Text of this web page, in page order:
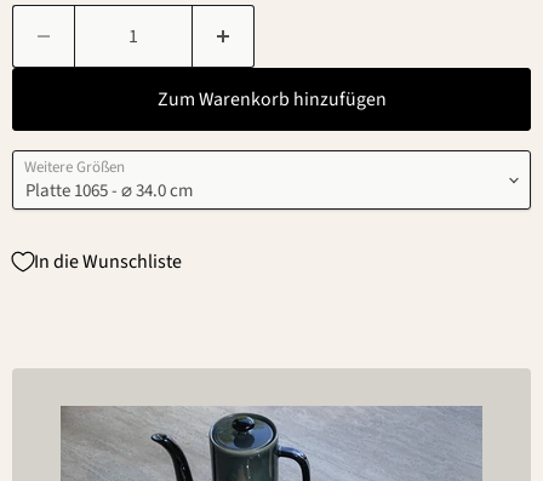
Zum Warenkorb hinzufügen
Weitere Größen
In die Wunschliste